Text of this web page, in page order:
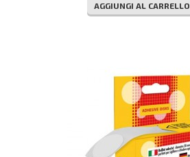
AGGIUNGI AL CARRELLO